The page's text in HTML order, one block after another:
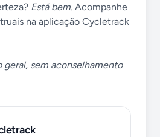
Está bem. Acompanhe
na aplicação Cycletrack
geral, sem aconselhamento